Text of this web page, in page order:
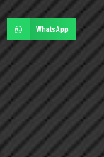
WhatsApp